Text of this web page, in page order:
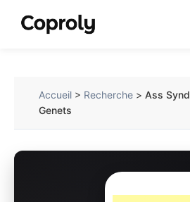
Accueil > Recherche >Ass
Genets